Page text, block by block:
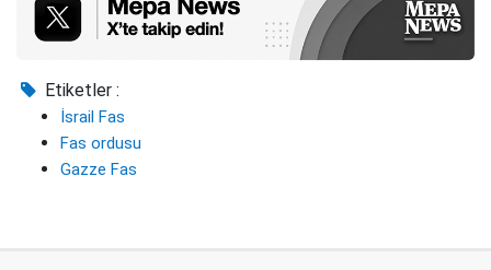
Etiketler :
İsrail Fas
Fas ordusu
Gazze Fas